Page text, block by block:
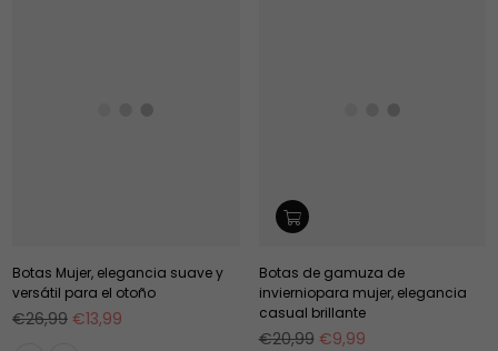
Botas Mujer, elegancia suave y
versátil para el otoño
Precio
€26,99 €13,99
Botas de gamuza de
invierniopara mujer, elegancia
casual brillante
Precio
€20,99 €9,99